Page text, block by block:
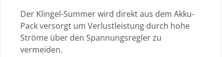
Der Klingel-Summer wird direkt aus dem Akku-
Pack versorgt um Verlustleistung durch hohe
Ströme über den Spannungsregler zu
vermeiden.